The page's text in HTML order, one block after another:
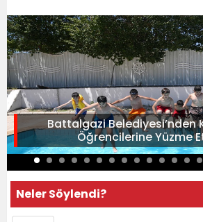
Battalgazi Belediyesi’nden
Öğrencilerine Yüzme
Neler Söylendi?